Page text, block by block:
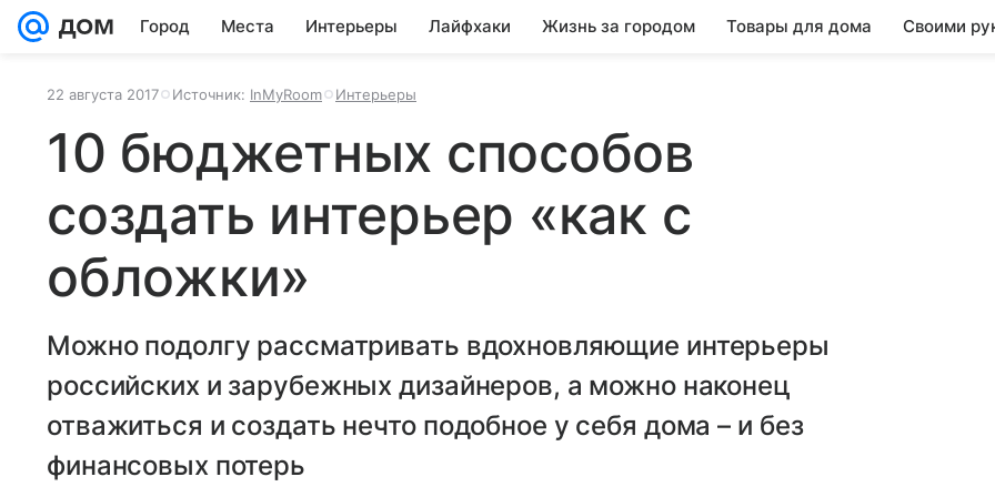
Город Места Интерьеры Лайфхаки Жизнь за городом Товары для дома Своими
22 августа 2017 Источник: InMyRoom Интерьеры
10 бюджетных способов
создать интерьер «как с
обложки»
Можно подолгу рассматривать вдохновляющие интерьеры
российских и зарубежных дизайнеров, а можно наконец
отважиться и создать нечто подобное у себя дома – и без
финансовых потерь